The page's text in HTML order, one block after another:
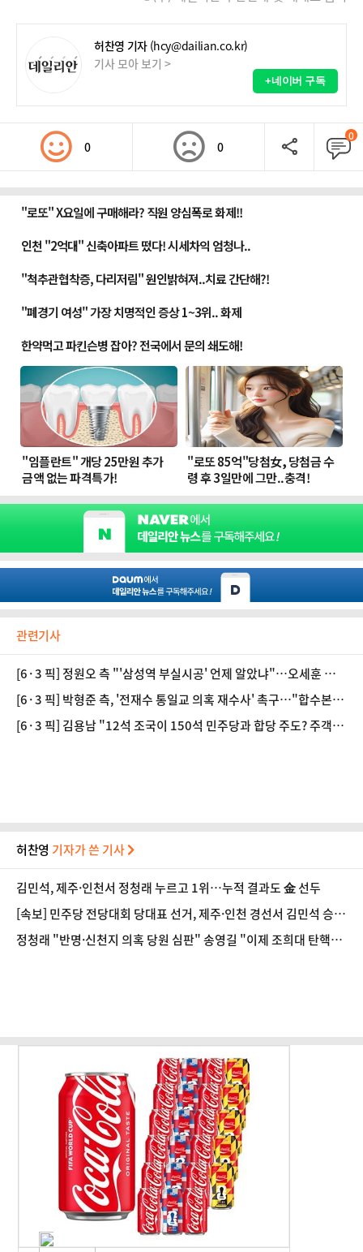
허찬영 기자 (hcy@dailian.co.kr)
기사 모아 보기 >
+네이버 구독
0 0
0
관련기사
[6·3 픽] 정원오 측 "'삼성역 부실시공' 언제 알았냐"…오세훈 측
"광우병 괴담급"
[6·3 픽] 박형준 측, '전재수 통일교 의혹 재수사' 촉구…"합수본은
여당무죄 수사"
[6·3 픽] 김용남 "12석 조국이 150석 민주당과 합당 주도? 주객전
허찬영 기자가 쓴 기사
김민석, 제주·인천서 정청래 누르고 1위…누적 결과도 金 선두
[속보] 민주당 전당대회 당대표 선거, 제주·인천 경선서 김민석 승
리
정청래 "반명·신천지 의혹 당원 심판" 송영길 "이제 조희대 탄핵"